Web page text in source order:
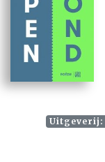
Uitgeverij: